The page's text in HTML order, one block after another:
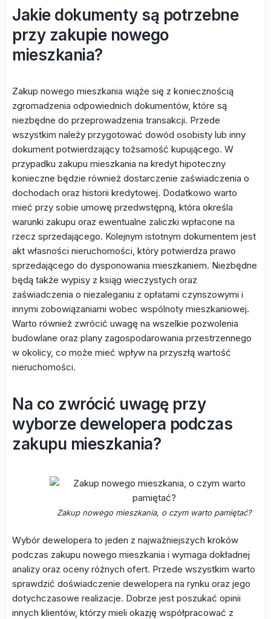
Jakie dokumenty są potrzebne
przy zakupie nowego
mieszkania?
Zakup nowego mieszkania wiąże się z koniecznością
zgromadzenia odpowiednich dokumentów, które są
niezbędne do przeprowadzenia transakcji. Przede
wszystkim należy przygotować dowód osobisty lub inny
dokument potwierdzający tożsamość kupującego. W
przypadku zakupu mieszkania na kredyt hipoteczny
konieczne będzie również dostarczenie zaświadczenia o
dochodach oraz historii kredytowej. Dodatkowo warto
mieć przy sobie umowę przedwstępną, która określa
warunki zakupu oraz ewentualne zaliczki wpłacone na
rzecz sprzedającego. Kolejnym istotnym dokumentem jest
akt własności nieruchomości, który potwierdza prawo
sprzedającego do dysponowania mieszkaniem. Niezbędne
będą także wypisy z ksiąg wieczystych oraz
zaświadczenia o niezaleganiu z opłatami czynszowymi i
innymi zobowiązaniami wobec wspólnoty mieszkaniowej.
Warto również zwrócić uwagę na wszelkie pozwolenia
budowlane oraz plany zagospodarowania przestrzennego
w okolicy, co może mieć wpływ na przyszłą wartość
nieruchomości.
Na co zwrócić uwagę przy
wyborze dewelopera podczas
zakupu mieszkania?
Zakup nowego mieszkania, o czym warto pamiętać?
Wybór dewelopera to jeden z najważniejszych kroków
podczas zakupu nowego mieszkania i wymaga dokładnej
analizy oraz oceny różnych ofert. Przede wszystkim warto
sprawdzić doświadczenie dewelopera na rynku oraz jego
dotychczasowe realizacje. Dobrze jest poszukać opinii
innych klientów, którzy mieli okazję współpracować z